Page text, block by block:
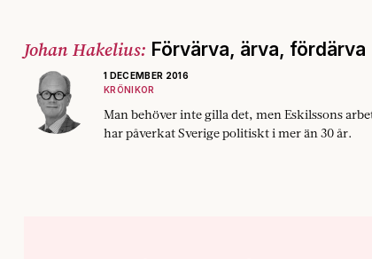
Johan Hakelius: Förvärva, ärva, fördärva
1 DECEMBER 2016
KRÖNIKOR
Man behöver inte gilla det, men Eskilssons
har påverkat Sverige politiskt i mer än 30 år.